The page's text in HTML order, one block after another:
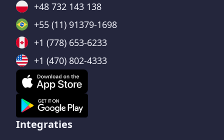
+48 732 143 138
+55 (11) 91379-1698
+1 (778) 653-6233
+1 (470) 802-4333
Integraties